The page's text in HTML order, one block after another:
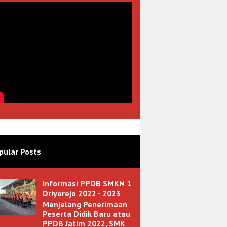
Posts
Informasi PPDB SMKN 1
Driyorejo 2022 - 2023
Menjelang Penerimaan
Peserta Didik Baru atau
PPDB Jatim 2022, SMK